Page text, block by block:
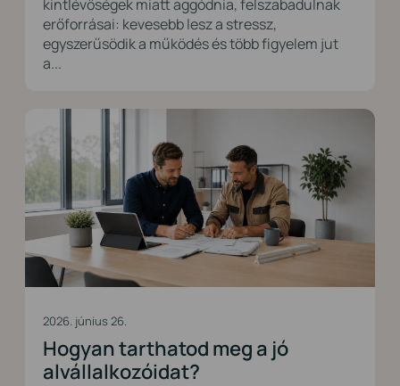
kintlévőségek miatt aggódnia, felszabadulnak
erőforrásai: kevesebb lesz a stressz,
egyszerűsödik a működés és több figyelem jut
a...
2026. június 26.
Hogyan tarthatod meg a jó
alvállalkozóidat?